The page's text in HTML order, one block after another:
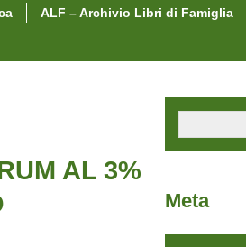
ALF – Archivio Libri di Famiglia
AL 3%
Meta